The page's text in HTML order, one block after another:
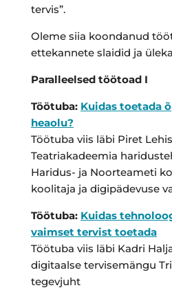
tervis”.
Oleme siia koondanud
ettekannete slaidid ja
Paralleelsed töötoad I
Töötuba: Kuidas toetada
heaolu?
Töötuba viis läbi Piret
Teatriakadeemia
Haridus- ja Noorteameti
koolitaja ja digipädevuse
Töötuba: Kuidas
vaimset tervist toetada
Töötuba viis läbi Kadri
digitaalse tervisemängu
tegevjuht